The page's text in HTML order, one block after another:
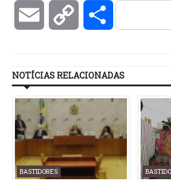
Email Copy Compartilhar
NOTÍCIAS RELACIONADAS
BASTIDORES